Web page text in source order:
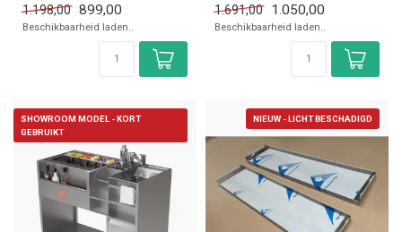
1.198,00 899,00
Beschikbaarheid laden..
✓ Breedte 78 cm, diepte 76...
1.691,00 1.050,00
Beschikbaarheid laden..
SHOWROOM MODEL - KORT
GEBRUIKT
NIEUW - LICHT BESCHADIGD